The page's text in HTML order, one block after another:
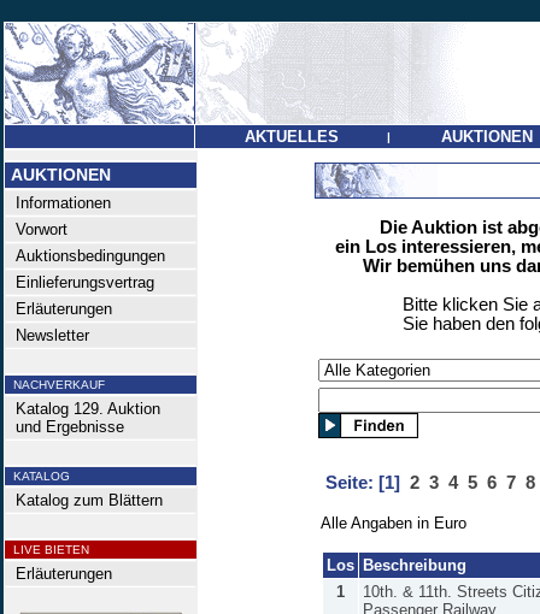
AKTUELLES | AUKTIONEN
AUKTIONEN
Informationen
Vorwort
Auktionsbedingungen
Einlieferungsvertrag
Erläuterungen
Newsletter
NACHVERKAUF
Katalog 129. Auktion
und Ergebnisse
KATALOG
Katalog zum Blättern
LIVE BIETEN
Erläuterungen
Die Auktion ist
ein Los interessieren,
Wir bemühen uns
Bitte klicken Sie
Sie haben den
Seite: [1] 2 3 4 5 6 7 8
Alle Angaben in Euro
Los Beschreibung
1
10th. & 11th. Streets
Passenger Railway